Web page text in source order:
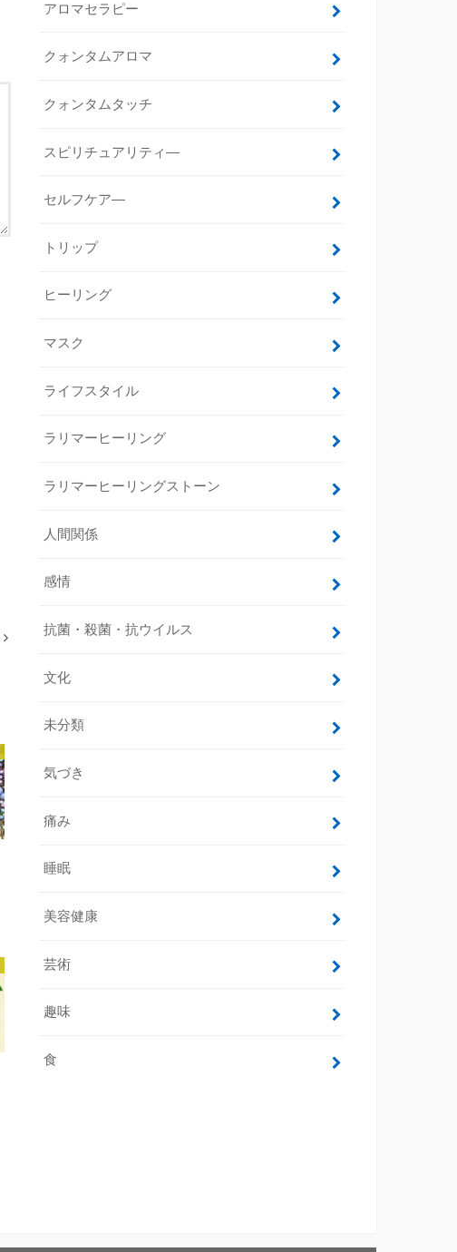
アロマセラピー
クォンタムアロマ
クォンタムタッチ
スピリチュアリティ―
セルフケア―
トリップ
ヒーリング
マスク
ライフスタイル
ラリマーヒーリング
ラリマーヒーリングストーン
人間関係
感情
抗菌・殺菌・抗ウイルス
文化
未分類
気づき
痛み
睡眠
美容健康
芸術
趣味
食